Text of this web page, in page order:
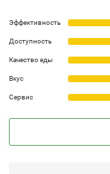
Эффективность
Доступность
Качество еды
Вкус
Сервис